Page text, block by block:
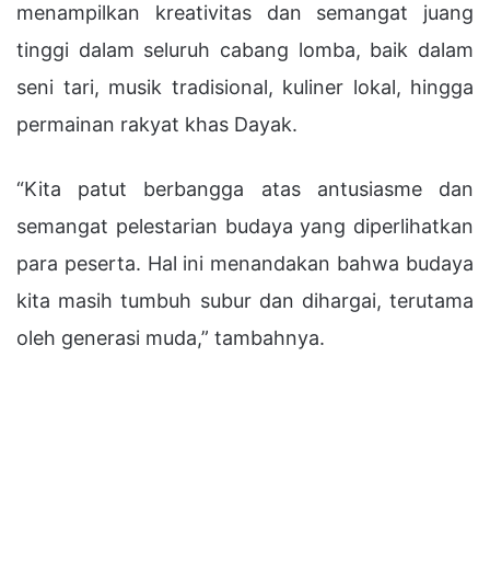
menampilkan kreativitas dan semangat juang
tinggi dalam seluruh cabang lomba, baik dalam
seni tari, musik tradisional, kuliner lokal, hingga
permainan rakyat khas Dayak.
“Kita patut berbangga atas antusiasme dan
semangat pelestarian budaya yang diperlihatkan
para peserta. Hal ini menandakan bahwa budaya
kita masih tumbuh subur dan dihargai, terutama
oleh generasi muda,” tambahnya.